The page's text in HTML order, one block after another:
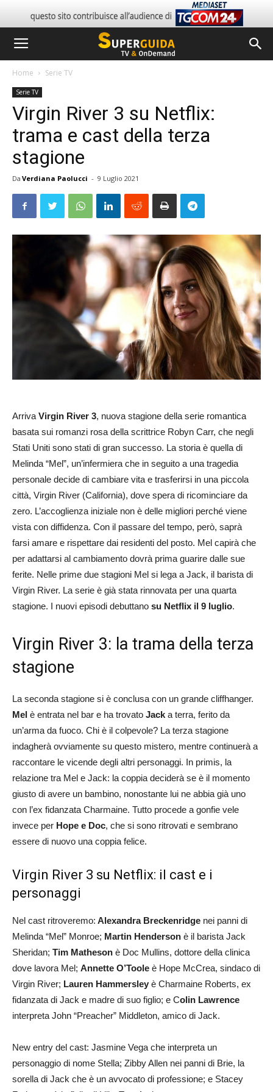
Home Serie TV
Serie TV
Virgin River 3 su Netflix:
trama e cast della terza
stagione
Da Verdiana Paolucci - 9 Luglio 2021
Arriva Virgin River 3, nuova stagione della serie romantica
basata sui romanzi rosa della scrittrice Robyn Carr, che negli
Stati Uniti sono stati di gran successo. La storia è quella di
Melinda “Mel”, un’infermiera che in seguito a una tragedia
personale decide di cambiare vita e trasferirsi in una piccola
città, Virgin River (California), dove spera di ricominciare da
zero. L’accoglienza iniziale non è delle migliori perché viene
vista con diffidenza. Con il passare del tempo, però, saprà
farsi amare e rispettare dai residenti del posto. Mel capirà che
per adattarsi al cambiamento dovrà prima guarire dalle sue
ferite. Nelle prime due stagioni Mel si lega a Jack, il barista di
Virgin River. La serie è già stata rinnovata per una quarta
stagione. I nuovi episodi debuttano su Netflix il 9 luglio.
Virgin River 3: la trama della terza
stagione
La seconda stagione si è conclusa con un grande cliffhanger.
Mel è entrata nel bar e ha trovato Jack a terra, ferito da
un’arma da fuoco. Chi è il colpevole? La terza stagione
indagherà ovviamente su questo mistero, mentre continuerà a
raccontare le vicende degli altri personaggi. In primis, la
relazione tra Mel e Jack: la coppia deciderà se è il momento
giusto di avere un bambino, nonostante lui ne abbia già uno
con l’ex fidanzata Charmaine. Tutto procede a gonfie vele
invece per Hope e Doc, che si sono ritrovati e sembrano
essere di nuovo una coppia felice.
Virgin River 3 su Netflix: il cast e i
personaggi
Nel cast ritroveremo: Alexandra Breckenridge nei panni di
Melinda “Mel” Monroe; Martin Henderson è il barista Jack
Sheridan; Tim Matheson è Doc Mullins, dottore della clinica
dove lavora Mel; Annette O’Toole è Hope McCrea, sindaco di
Virgin River; Lauren Hammersley è Charmaine Roberts, ex
fidanzata di Jack e madre di suo figlio; e Colin Lawrence
interpreta John “Preacher” Middleton, amico di Jack.
New entry del cast: Jasmine Vega che interpreta un
personaggio di nome Stella; Zibby Allen nei panni di Brie, la
sorella di Jack che è un avvocato di professione; e Stacey